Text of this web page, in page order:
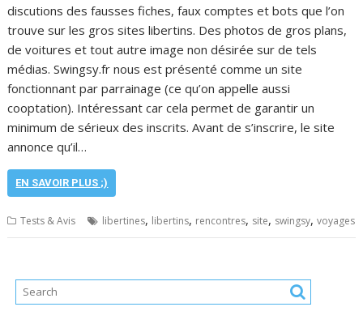
discutions des fausses fiches, faux comptes et bots que l’on
trouve sur les gros sites libertins. Des photos de gros plans,
de voitures et tout autre image non désirée sur de tels
médias. Swingsy.fr nous est présenté comme un site
fonctionnant par parrainage (ce qu’on appelle aussi
cooptation). Intéressant car cela permet de garantir un
minimum de sérieux des inscrits. Avant de s’inscrire, le site
annonce qu’il…
EN SAVOIR PLUS ;)
Tests & Avis libertines, libertins, rencontres, site, swingsy,voyages